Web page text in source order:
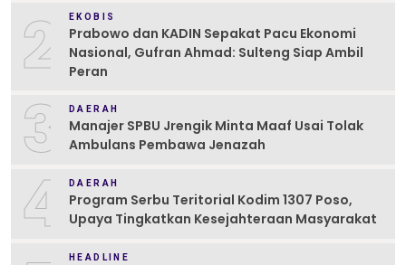
2 EKOBIS
Prabowo dan KADIN Sepakat Pacu Ekonomi
Nasional, Gufran Ahmad: Sulteng Siap Ambil
Peran
3 DAERAH
Manajer SPBU Jrengik Minta Maaf Usai Tolak
Ambulans Pembawa Jenazah
4 DAERAH
Program Serbu Teritorial Kodim 1307 Poso,
Upaya Tingkatkan Kesejahteraan Masyarakat
HEADLINE